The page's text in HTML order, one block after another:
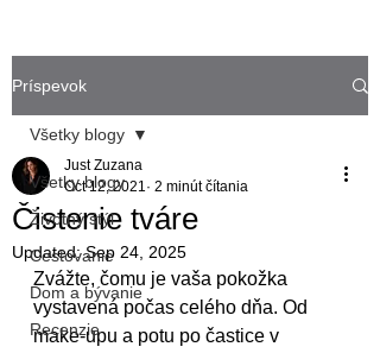
Príspevok
Všetky blogy
Životný štýl
Cestovanie
Dom a bývanie
Recenzie
Všetky blogy
Čistenie tváre
Just Zuzana
Oct 12, 2021 2 minút čítania
Updated:Sep 24, 2025
Zvážte, čomu je vaša pokožka
vystavená počas celého dňa. Od
make-upu a potu po častice v